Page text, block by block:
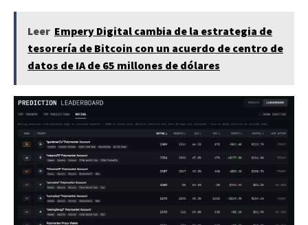
Leer Empery Digital cambia de la estrategia de
tesorería de Bitcoin con un acuerdo de centro de
datos de IA de 65 millones de dólares